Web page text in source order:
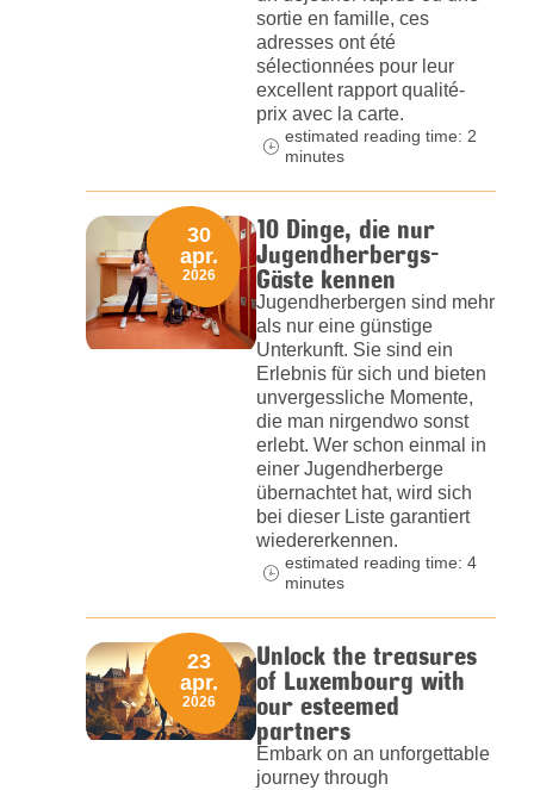
sortie en famille, ces
adresses ont été
sélectionnées pour leur
excellent rapport qualité-
prix avec la carte.
estimated reading time: 2
minutes
10 Dinge, die nur
Jugendherbergs-
Gäste kennen
Jugendherbergen sind mehr
als nur eine günstige
Unterkunft. Sie sind ein
Erlebnis für sich und bieten
unvergessliche Momente,
die man nirgendwo sonst
erlebt. Wer schon einmal in
einer Jugendherberge
übernachtet hat, wird sich
bei dieser Liste garantiert
wiedererkennen.
30
apr.
2026
estimated reading time: 4
minutes
Unlock the treasures
of Luxembourg with
our esteemed
partners
Embark on an unforgettable
journey through
23
apr.
2026